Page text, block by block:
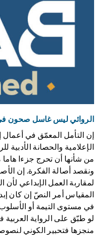
الروائي ليس غاسل صحون
إن التأمل المعمّق في أعمال
الإعلامية والحصانة
من شأنها أن تحرج جزءا
ونقصد أصالة الفكرة. إن
لمقاربة العمل الإبداعي
المقياس أمر النصّ إن كان
في مستوى التيمة أو
لو طبّق على الرواية
منجزها فتحبير الكوني